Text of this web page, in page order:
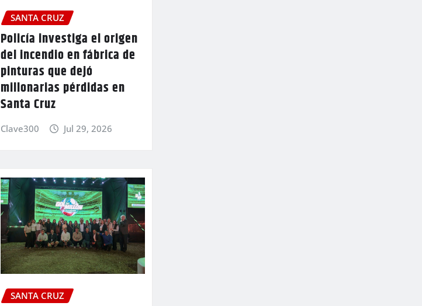
SANTA CRUZ
Policía investiga el origen
del incendio en fábrica de
pinturas que dejó
millonarias pérdidas en
Santa Cruz
Clave300 Jul 29, 2026
SANTA CRUZ